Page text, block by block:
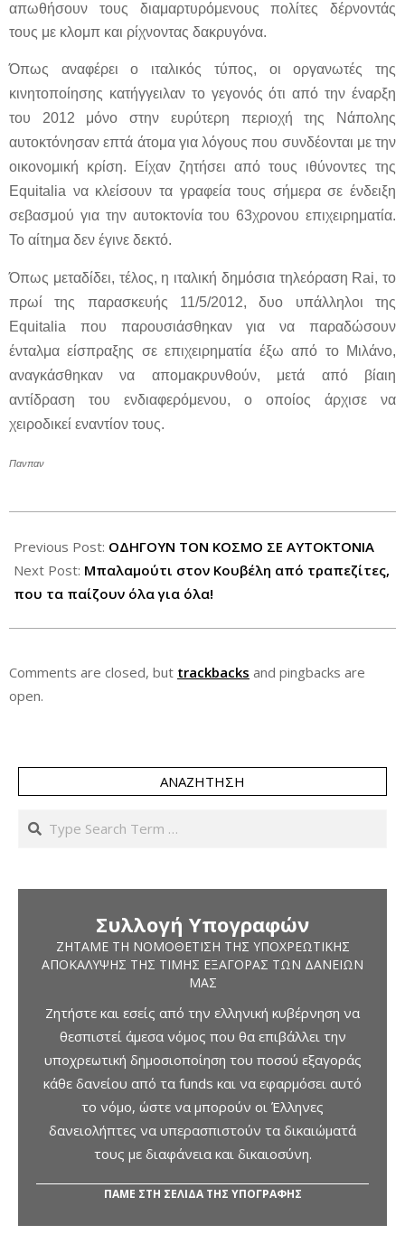
απωθήσουν τους διαμαρτυρόμενους πολίτες δέρνοντάς
τους με κλομπ και ρίχνοντας δακρυγόνα.
Όπως αναφέρει ο ιταλικός τύπος, οι οργανωτές της
κινητοποίησης κατήγγειλαν το γεγονός ότι από την έναρξη
του 2012 μόνο στην ευρύτερη περιοχή της Νάπολης
αυτοκτόνησαν επτά άτομα για λόγους που συνδέονται με την
οικονομική κρίση. Είχαν ζητήσει από τους ιθύνοντες της
Equitalia να κλείσουν τα γραφεία τους σήμερα σε ένδειξη
σεβασμού για την αυτοκτονία του 63χρονου επιχειρηματία.
Το αίτημα δεν έγινε δεκτό.
Όπως μεταδίδει, τέλος, η ιταλική δημόσια τηλεόραση Rai, το
πρωί της παρασκευής 11/5/2012, δυο υπάλληλοι της
Equitalia που παρουσιάσθηκαν για να παραδώσουν
ένταλμα είσπραξης σε επιχειρηματία έξω από το Μιλάνο,
αναγκάσθηκαν να απομακρυνθούν, μετά από βίαιη
αντίδραση του ενδιαφερόμενου, ο οποίος άρχισε να
χειροδικεί εναντίον τους.
Πανπαν
05-
14
Previous Post: ΟΔΗΓΟΥΝ ΤΟΝ ΚΟΣΜΟ ΣΕ ΑΥΤΟΚΤΟΝΙΑ
Next Post: Μπαλαμούτι στον Κουβέλη από τραπεζίτες,
που τα παίζουν όλα για όλα!
Comments are closed, but trackbacks and pingbacks are
open.
ΑΝΑΖΉΤΗΣΗ
Search
Συλλογή Υπογραφών
ΖΗΤΆΜΕ ΤΗ ΝΟΜΟΘΈΤΙΣΗ ΤΗΣ ΥΠΟΧΡΕΩΤΙΚΉΣ
ΑΠΟΚΆΛΥΨΗΣ ΤΗΣ ΤΙΜΉΣ ΕΞΑΓΟΡΆΣ ΤΩΝ ΔΑΝΕΊΩΝ
ΜΑΣ
Ζητήστε και εσείς από την ελληνική κυβέρνηση να
θεσπιστεί άμεσα νόμος που θα επιβάλλει την
υποχρεωτική δημοσιοποίηση του ποσού εξαγοράς
κάθε δανείου από τα funds και να εφαρμόσει αυτό
το νόμο, ώστε να μπορούν οι Έλληνες
δανειολήπτες να υπερασπιστούν τα δικαιώματά
τους με διαφάνεια και δικαιοσύνη.
ΠΑΜΕ ΣΤΗ ΣΕΛΙΔΑ ΤΗΣ ΥΠΟΓΡΑΦΗΣ